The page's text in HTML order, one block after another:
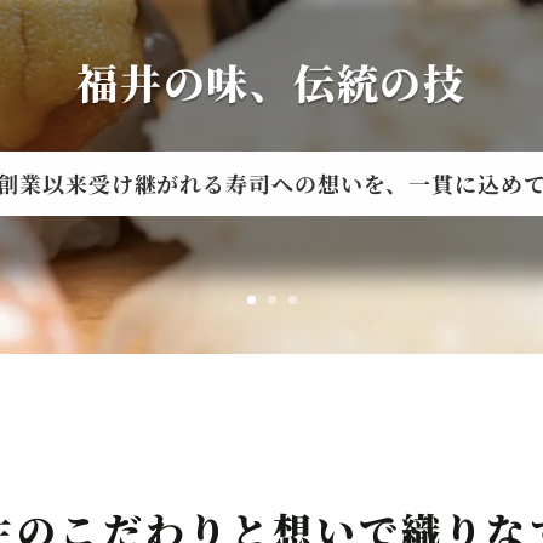
福井の味、伝統の技
業以来受け継がれる寿司への想いを、一貫に込め
のこだわりと想いで織りな